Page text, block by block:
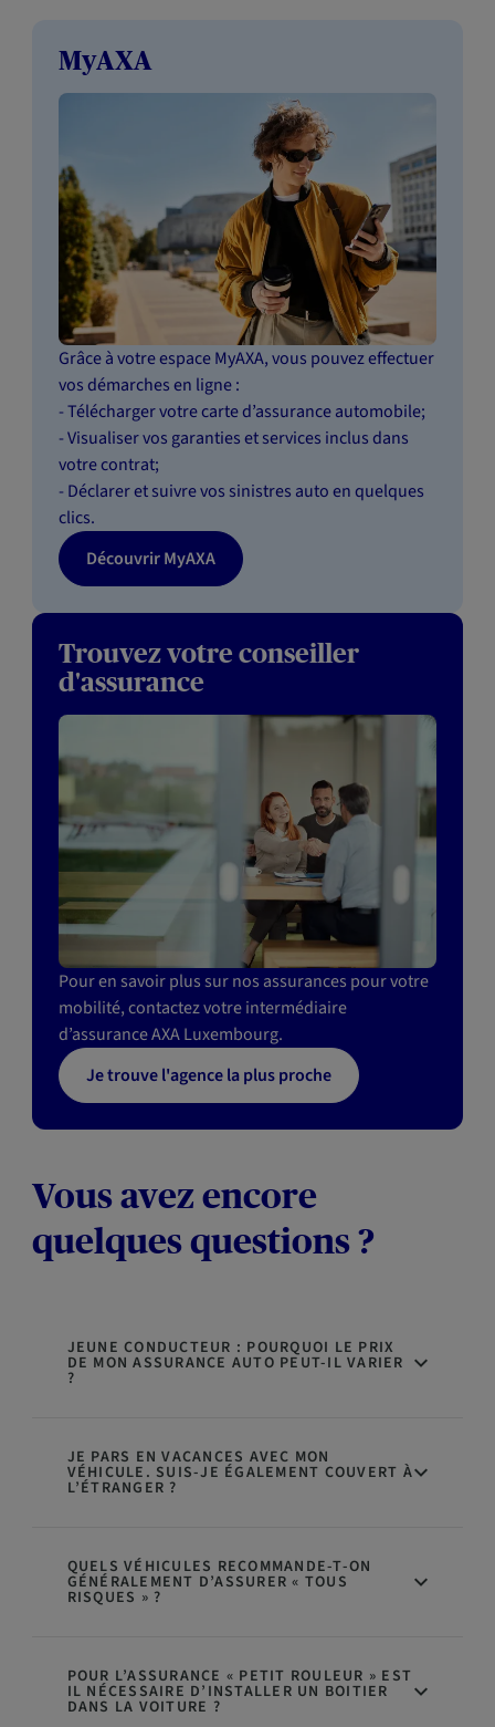
MyAXA
Grâce à votre espace MyAXA, vous pouvez effectuer
vos démarches en ligne :
- Télécharger votre carte d’assurance automobile;
- Visualiser vos garanties et services inclus dans
votre contrat;
- Déclarer et suivre vos sinistres auto en quelques
clics.
Découvrir MyAXA
Trouvez votre conseiller
d'assurance
Pour en savoir plus sur nos assurances pour votre
mobilité, contactez votre intermédiaire
d’assurance AXA Luxembourg.
Je trouve l'agence la plus proche
Vous avez encore
quelques questions ?
JEUNE CONDUCTEUR : POURQUOI LE PRIX
DE MON ASSURANCE AUTO PEUT-IL VARIER
?
JE PARS EN VACANCES AVEC MON
VÉHICULE. SUIS-JE ÉGALEMENT COUVERT À
L’ÉTRANGER ?
QUELS VÉHICULES RECOMMANDE-T-ON
GÉNÉRALEMENT D’ASSURER « TOUS
RISQUES » ?
POUR L’ASSURANCE « PETIT ROULEUR » EST
IL NÉCESSAIRE D’INSTALLER UN BOITIER
DANS LA VOITURE ?